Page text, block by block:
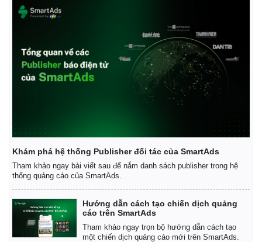
Khám phá hệ thống Publisher đối tác của SmartAds
Tham khảo ngay bài viết sau để nắm danh sách publisher trong hệ
thống quảng cáo của SmartAds.
Hướng dẫn cách tạo chiến dịch quảng
cáo trên SmartAds
Tham khảo ngay trọn bộ hướng dẫn cách tạo
một chiến dịch quảng cáo mới trên SmartAds.